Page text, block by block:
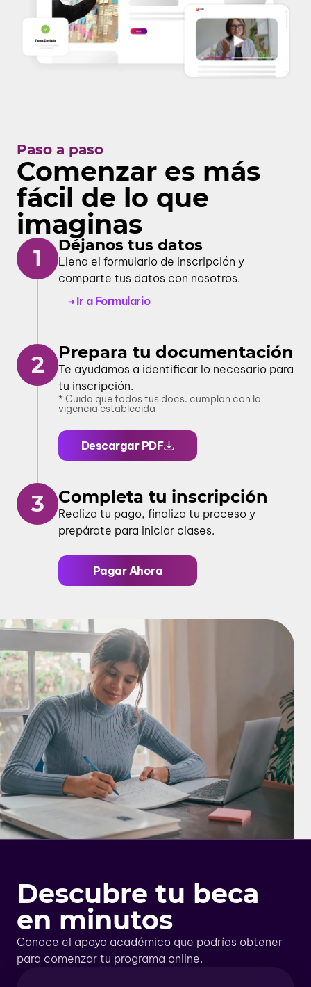
Paso a paso
Comenzar es más
fácil de lo que
imaginas
1 Déjanos tus datos
Llena el formulario de inscripción y
comparte tus datos con nosotros.
Ir a Formulario
2 Prepara tu documentación
Te ayudamos a identificar lo necesario para
tu inscripción.
* Cuida que todos tus docs. cumplan con la
vigencia establecida
Descargar PDF
3 Completa tu inscripción
Realiza tu pago, finaliza tu proceso y
prepárate para iniciar clases.
Pagar Ahora
Descubre tu beca
en minutos
Conoce el apoyo académico que podrías obtener
para comenzar tu programa online.